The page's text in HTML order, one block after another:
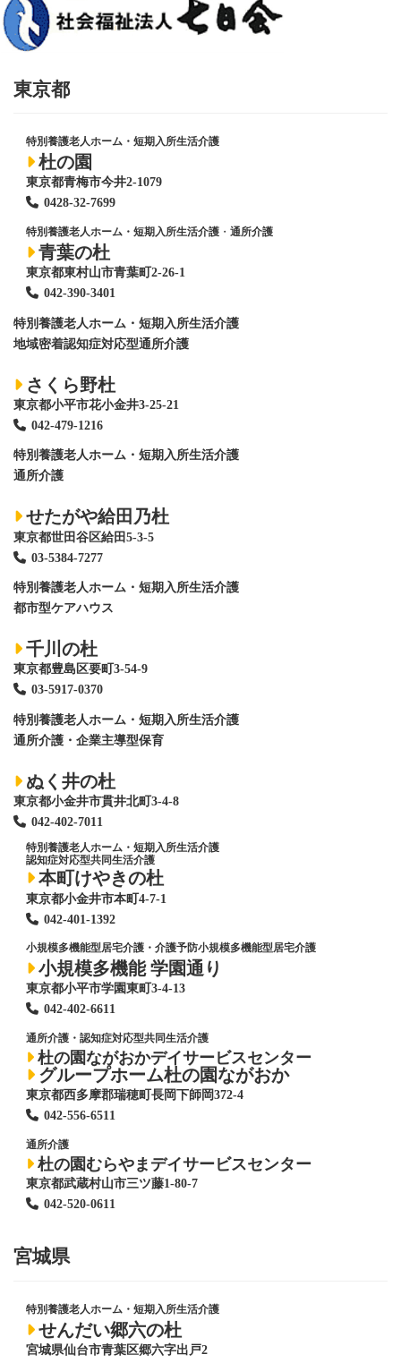
東京都
特別養護老人ホーム・短期入所生活介護
杜の園
東京都青梅市今井2-1079
0428-32-7699
特別養護老人ホーム・短期入所生活介護 ・ 通所介護
青葉の杜
東京都東村山市青葉町2-26-1
042-390-3401
特別養護老人ホーム ・短期入所生活介護
地域密着認知症対応型通所介護
さくら野杜
東京都小平市花小金井3-25-21
042-479-1216
特別養護老人ホーム ・短期入所生活介護
通所介護
せたがや給田乃杜
東京都世田谷区給田5-3-5
03-5384-7277
特別養護老人ホーム ・短期入所生活介護
都市型ケアハウス
千川の杜
東京都豊島区要町3-54-9
03-5917-0370
特別養護老人ホーム ・短期入所生活介護
通所介護・企業主導型保育
ぬく井の杜
東京都小金井市貫井北町3-4-8
042-402-7011
特別養護老人ホーム ・短期入所生活介護
認知症対応型共同生活介護
本町けやきの杜
東京都小金井市本町4-7-1
042-401-1392
小規模多機能型居宅介護・介護予防小規模多機能型居宅介護
小規模多機能 学園通り
東京都小平市学園東町3-4-13
042-402-6611
通所介護・認知症対応型共同生活介護
杜の園ながおかデイサービスセンター
グループホーム杜の園ながおか
東京都西多摩郡瑞穂町長岡下師岡372-4
042-556-6511
通所介護
杜の園むらやまデイサービスセンター
東京都武蔵村山市三ツ藤1-80-7
042-520-0611
宮城県
特別養護老人ホーム ・短期入所生活介護
せんだい郷六の杜
宮城県仙台市青葉区郷六字出戸2